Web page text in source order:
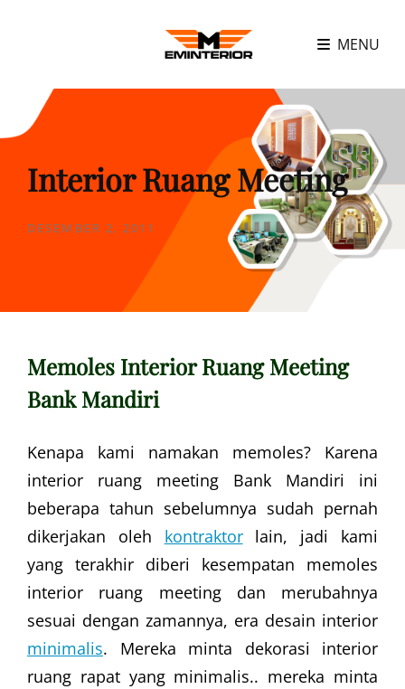
MENU
Interior Ruang Meeting
POSTED
DESEMBER 2, 2011
Memoles Interior Ruang Meeting
Bank Mandiri
Kenapa kami namakan memoles? Karena
interior ruang meeting Bank Mandiri ini
beberapa tahun sebelumnya sudah pernah
dikerjakan oleh kontraktorlain, jadi kami
yang terakhir diberi kesempatan memoles
interior ruang meeting dan merubahnya
sesuai dengan zamannya, era desain interior
minimalis. Mereka minta dekorasi interior
ruang rapat yang minimalis.. mereka minta